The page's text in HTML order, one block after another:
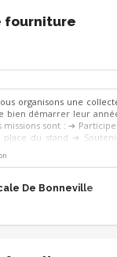
fourniture
organisons une
bien démarrer leur
missions sont : ➔
du stand ➔
des
équipe ? Rejoins-nous ! 😀
De Bonneville